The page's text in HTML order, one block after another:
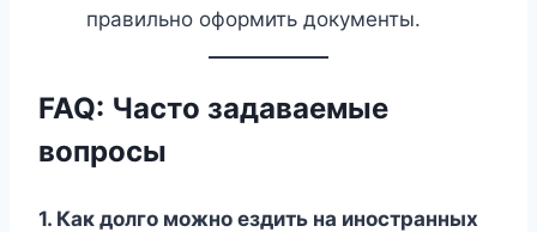
правильно оформить документы.
FAQ: Часто задаваемые
вопросы
1. Как долго можно ездить на иностранных